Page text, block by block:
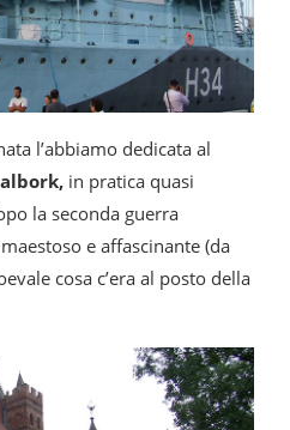
l’abbiamo dedicata al
in pratica quasi
la seconda guerra
e affascinante (da
cosa c’era al posto della